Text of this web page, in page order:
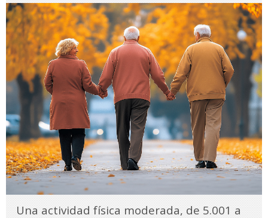
Una actividad física moderada, de 5.001 a